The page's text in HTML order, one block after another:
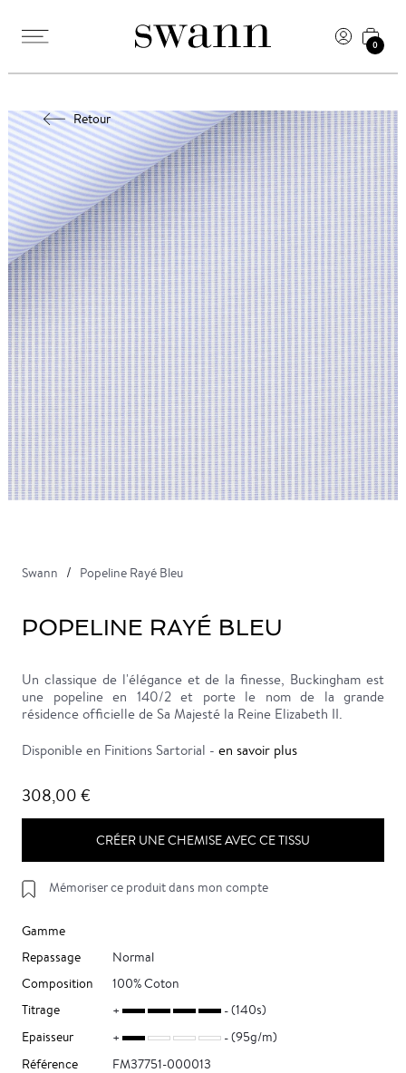
0
Retour
Swann Popeline Rayé Bleu
POPELINE RAYÉ BLEU
Un classique de l'élégance et de la finesse, Buckingham est
une popeline en 140/2 et porte le nom de la grande
résidence officielle de Sa Majesté la Reine Elizabeth II.
Disponible en Finitions Sartorial - en savoir plus
308,00 €
CRÉER UNE CHEMISE AVEC CE TISSU
Mémoriser ce produit dans mon compte
Gamme
Repassage
Normal
Composition
100% Coton
Titrage
(140s)
Epaisseur
(95g/m)
Référence
FM37751-000013